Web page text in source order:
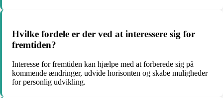
Hvilke fordele er der ved at interessere sig for
fremtiden?
Interesse for fremtiden kan hjælpe med at forberede sig på
kommende ændringer, udvide horisonten og skabe muligheder
for personlig udvikling.